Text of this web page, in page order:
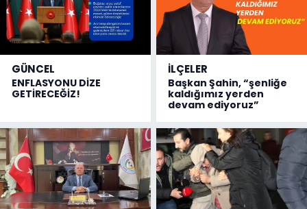
GÜNCEL
ENFLASYONU DİZE
GETİRECEĞİZ!
İLÇELER
Başkan Şahin, “şenliğe
kaldığımız yerden
devam ediyoruz”